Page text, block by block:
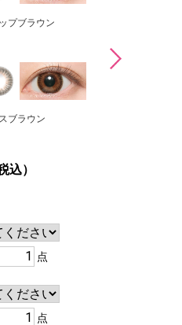
プブラウン
ブラウン
込）
点
点